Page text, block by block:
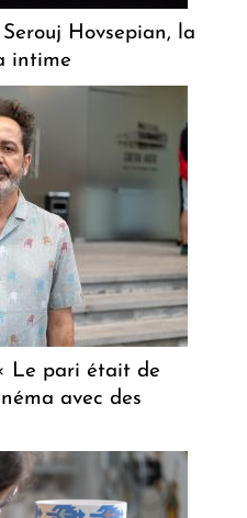
Hovsepian, la
intime
Le pari était de
avec des